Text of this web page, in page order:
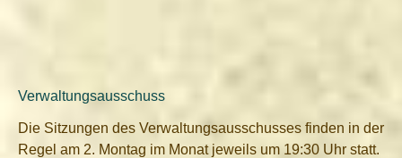
Verwaltungsausschuss
Die Sitzungen des Verwaltungsausschusses finden in der
Regel am 2. Montag im Monat jeweils um 19:30 Uhr statt.